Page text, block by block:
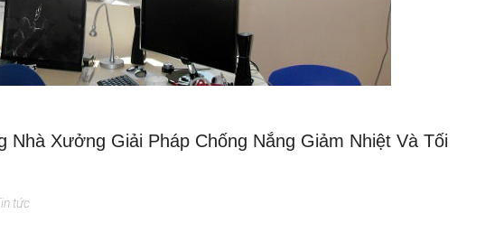
Nhà Xưởng Giải Pháp Chống Nắng Giảm Nhiệt Và Tối
tức